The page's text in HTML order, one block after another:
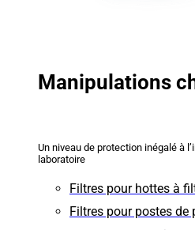
Manipulations
Un niveau de protection inégalé à
laboratoire
Filtres pour hottes à
Filtres pour postes de